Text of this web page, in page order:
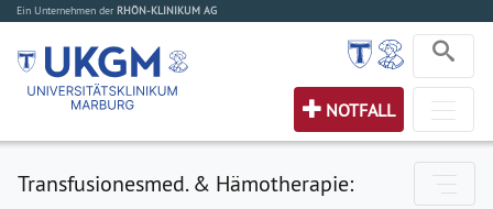
Ein Unternehmen der RHÖN-KLINIKUM AG
NOTFALL
Transfusionesmed. & Hämotherapie: